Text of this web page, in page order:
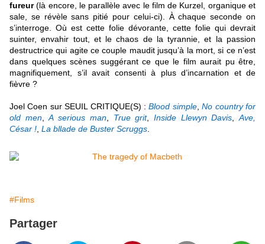
fureur(là encore, le parallèle avec le film de Kurzel, organique et
sale, se révèle sans pitié pour celui-ci). À chaque seconde on
s’interroge. Où est cette folie dévorante, cette folie qui devrait
suinter, envahir tout, et le chaos de la tyrannie, et la passion
destructrice qui agite ce couple maudit jusqu’à la mort, si ce n’est
dans quelques scènes suggérant ce que le film aurait pu être,
magnifiquement, s’il avait consenti à plus d’incarnation et de
fièvre ?
Joel Coen sur SEUIL CRITIQUE(S) :Blood simple,No country for
old men,A serious man, True grit, Inside Llewyn Davis ,Ave,
César ! La bllade de Buster Scruggs
#Films
Partager